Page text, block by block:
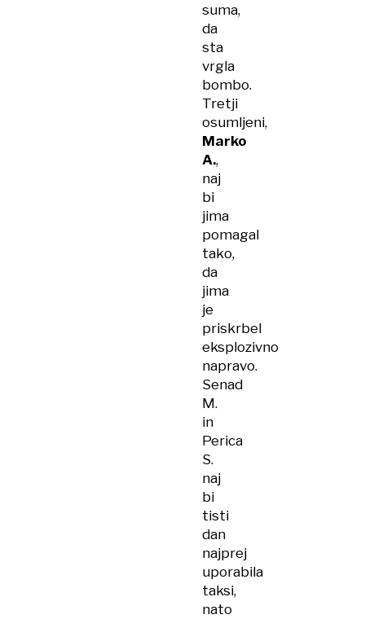
suma,
da
sta
vrgla
bombo.
Tretji
osumljeni,
Marko
A.,
naj
bi
jima
pomagal
tako,
da
jima
je
priskrbel
eksplozivno
napravo.
Senad
M.
in
Perica
S.
naj
bi
tisti
dan
najprej
uporabila
taksi,
nato